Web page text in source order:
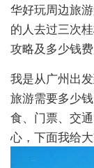
华好玩周边旅
的人去过三次
攻略及多少钱
我是从广州出
旅游需要多少
食、门票、交
心，下面我给